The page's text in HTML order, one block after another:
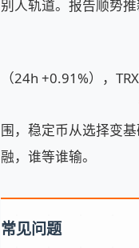
别人轨道。报告顺势
（24h +0.91%），TRX
围，稳定币从选择变
融，谁等谁输。
常见问题